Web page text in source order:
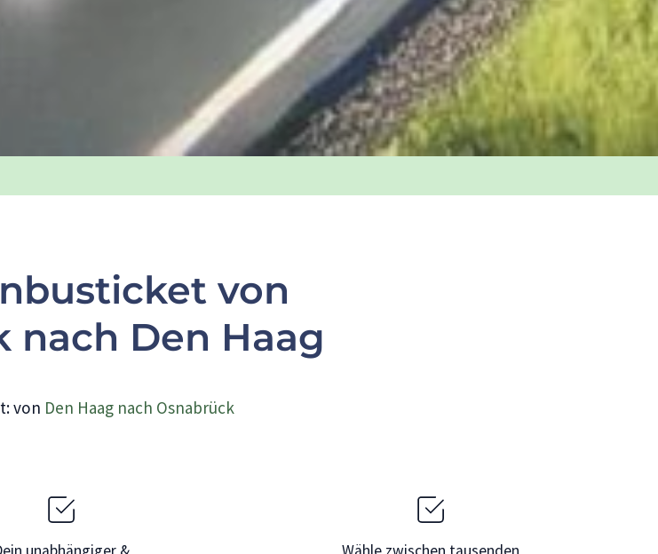
von
nach Den Haag
von Den Haag nach Osnabrück